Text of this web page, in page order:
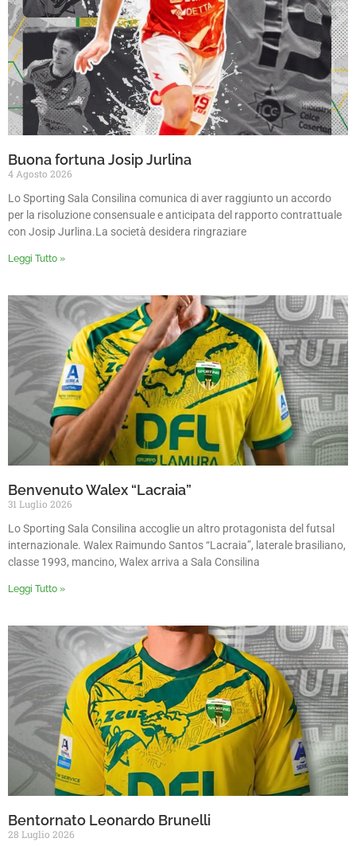
Buona fortuna Josip Jurlina
4 Agosto 2026
Lo Sporting Sala Consilina comunica di aver raggiunto un accordo
per la risoluzione consensuale e anticipata del rapporto contrattuale
con Josip Jurlina.La società desidera ringraziare
Leggi Tutto »
Benvenuto Walex “Lacraia”
31 Luglio 2026
Lo Sporting Sala Consilina accoglie un altro protagonista del futsal
internazionale. Walex Raimundo Santos “Lacraia”, laterale brasiliano,
classe 1993, mancino, Walex arriva a Sala Consilina
Leggi Tutto »
Bentornato Leonardo Brunelli
28 Luglio 2026